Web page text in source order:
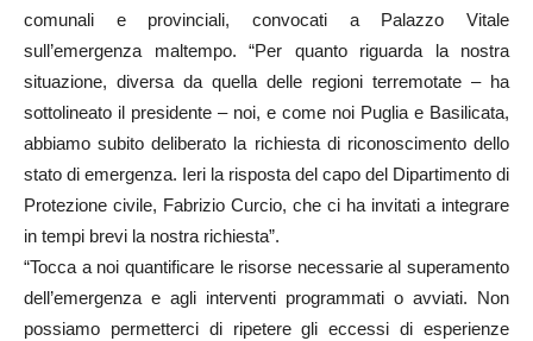
comunali e provinciali, convocati a Palazzo Vitale
sull’emergenza maltempo. “Per quanto riguarda la nostra
situazione, diversa da quella delle regioni terremotate – ha
sottolineato il presidente – noi, e come noi Puglia e Basilicata,
abbiamo subito deliberato la richiesta di riconoscimento dello
stato di emergenza. Ieri la risposta del capo del Dipartimento di
Protezione civile, Fabrizio Curcio, che ci ha invitati a integrare
in tempi brevi la nostra richiesta”.
“Tocca a noi quantificare le risorse necessarie al superamento
dell’emergenza e agli interventi programmati o avviati. Non
possiamo permetterci di ripetere gli eccessi di esperienze